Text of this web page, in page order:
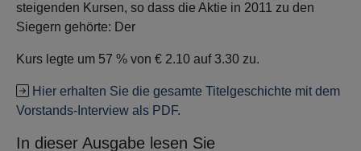
steigenden Kursen, so dass die Aktie in 2011 zu den
Siegern gehörte: Der
Kurs legte um 57 % von € 2.10 auf 3.30 zu.
Hier erhalten Sie die gesamte Titelgeschichte mit dem
Vorstands-Interview als PDF.
In dieser Ausgabe lesen Sie